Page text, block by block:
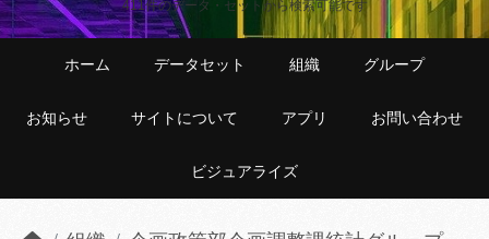
411件のデータ・セットから検索可能です
ホーム データセット 組織 グループ
お知らせ サイトについて アプリ お問い合わせ
ビジュアライズ